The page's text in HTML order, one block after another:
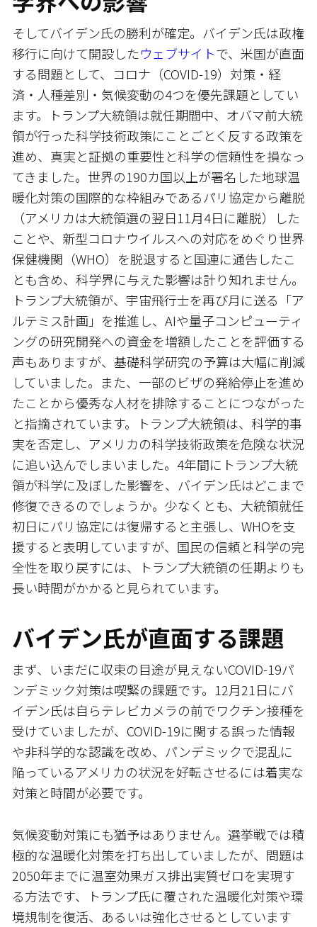
そしてバイデン氏の勝利が確定。バイデン氏は政権
移行に向けて開設したウェブサイトで、米国が直面
する問題として、コロナ（COVID-19）対策・経
済・人種差別・気候変動の4つを優先課題としてい
ます。トランプ大統領は就任期間中、オバマ前大統
領が行った科学技術政策にことごとく反する政策を
進め、真実と証拠の重要性と科学の信頼性を損なっ
てきました。世界の190カ国以上が署名した地球温
暖化対策の国際的な枠組みであるパリ協定から離脱
（アメリカは大統領選の翌日11月4日に離脱）した
ことや、新型コロナウイルスへの対応をめぐり世界
保健機関（WHO）を脱退すると国連に通告したこ
とも含め、科学界に与えた影響は計り知れません。
トランプ大統領が、宇宙飛行士を再び月に送る「ア
ルテミス計画」を推進し、AIや量子コンピューティ
ングの研究開発への資金を増額したことを評価する
声もありますが、基礎科学研究の予算は大幅に削減
していました。また、一部のビザの発給停止を進め
たことから優秀な人材を排除することにつながった
と指摘されています。トランプ大統領は、科学的事
実を否定し、アメリカの科学技術政策を危険な状況
に追い込んでしまいました。4年間にトランプ大統
領が科学に及ぼした影響を、バイデン氏はどこまで
修復できるのでしょうか。少なくとも、大統領就任
初日にパリ協定には復帰すると主張し、WHOを支
援すると表明していますが、国民の信頼と科学の完
全性を取り戻すには、トランプ大統領の任期よりも
長い時間がかかると見られています。
バイデン氏が直面する課題
まず、いまだに収束の目途が見えないCOVID-19パ
ンデミック対策は喫緊の課題です。12月21日にバ
イデン氏は自らテレビカメラの前でワクチン接種を
受けていましたが、COVID-19に関する誤った情報
や非科学的な認識を改め、パンデミックで混乱に
陥っているアメリカの状況を好転させるには着実な
対策と時間が必要です。
気候変動対策にも猶予はありません。選挙戦では積
極的な温暖化対策を打ち出していましたが、問題は
2050年までに温室効果ガス排出実質ゼロを実現す
る方法です、トランプ氏に覆された温暖化対策や環
境規制を復活、あるいは強化させるとしています